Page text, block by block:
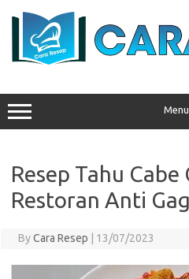
Menu
Resep Tahu Cabe
Restoran Anti
ByCara Resep 13/07/2023